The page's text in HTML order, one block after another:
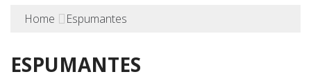
Home Espumantes
ESPUMANTES